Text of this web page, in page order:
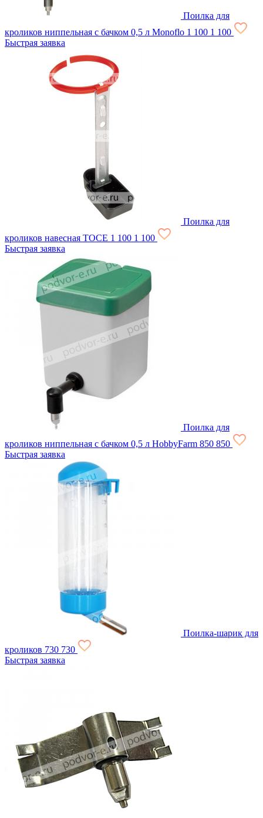
Поилка для
кроликов ниппельная с бачком 0,5 л Monoflo 1 100 1 100
Быстрая заявка
Поилка для
кроликов навесная ТОСЕ 1 100 1 100
Быстрая заявка
Поилка для
кроликов ниппельная с бачком 0,5 л HobbyFarm 850 850
Быстрая заявка
Поилка-шарик для
кроликов 730 730
Быстрая заявка